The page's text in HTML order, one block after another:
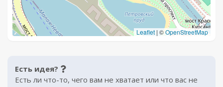
Leaflet | ©OpenStreetMap
Есть идея?
Есть ли что-то, чего вам не хватает или что вас не